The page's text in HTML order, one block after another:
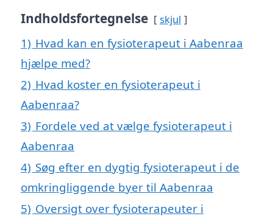
Indholdsfortegnelse skjul
1) Hvad kan en fysioterapeut i Aabenraa
hjælpe med?
2) Hvad koster en fysioterapeut i
Aabenraa?
3) Fordele ved at vælge fysioterapeut i
Aabenraa
4) Søg efter en dygtig fysioterapeut i de
omkringliggende byer til Aabenraa
5) Oversigt over fysioterapeuter i